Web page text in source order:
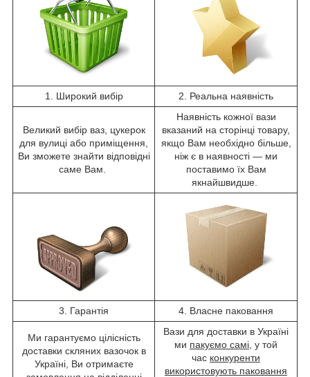
1. Широкий вибір 2. Реальна наявність
Великий вибір ваз, цукерок
для вулиці або приміщення,
Ви зможете знайти відповідні
саме Вам.
Наявність кожної вази
вказаний на сторінці товару,
якщо Вам необхідно більше,
ніж є в наявності — ми
поставимо їх Вам
якнайшвидше.
3. Гарантія 4. Власне паковання
Ми гарантуємо цілісність
доставки скляних вазочок в
Україні, Ви отримаєте
Вази для доставки в Україні
ми пакуємо самі , у той
час конкуренти
використовують паковання